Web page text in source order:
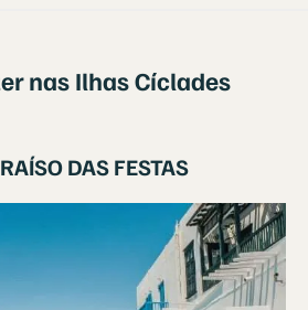
nas Ilhas Cíclades
DAS FESTAS